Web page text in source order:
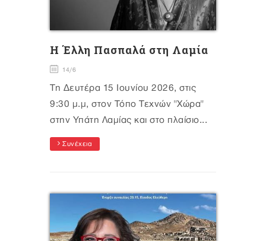
H Έλλη Πασπαλά στη Λαμία
14/6
Τη Δευτέρα 15 Ιουνίου 2026, στις
9:30 μ.μ, στον Τόπο Τεχνών "Χώρα"
στην Υπάτη Λαμίας και στο πλαίσιο...
Συνέχεια